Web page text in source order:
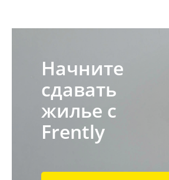
Начните
сдавать
жилье с
Frently